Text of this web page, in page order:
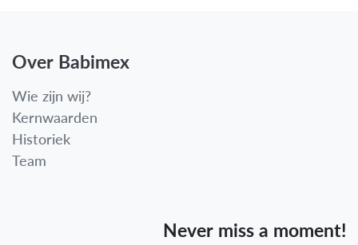
Over Babimex
Wie zijn wij?
Kernwaarden
Historiek
Team
Never miss a moment!